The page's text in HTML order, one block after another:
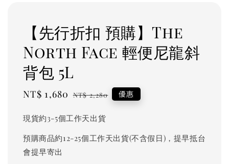
【先行折扣 預購】The
North Face 輕便尼龍斜
背包 5L
Sale
NT$ 1,680 Regular
NT$ 2,280 優惠
現貨約3-5個工作天出貨
預購商品約12-25個工作天出貨(不含假日)，提早抵台
會提早寄出